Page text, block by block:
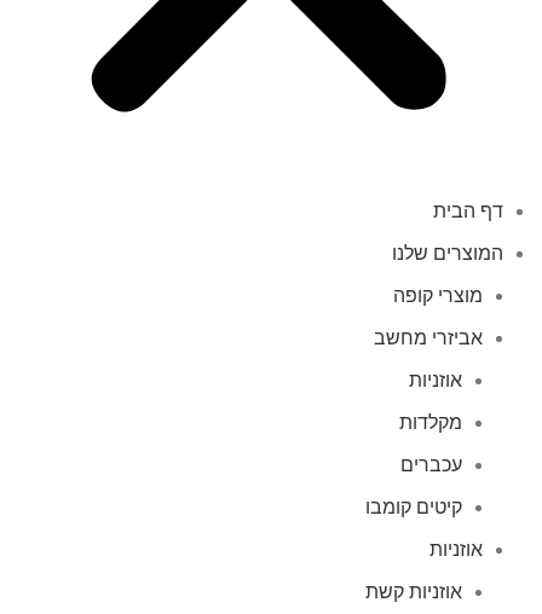
דף הבית
המוצרים שלנו
מוצרי קופה
אביזרי מחשב
אוזניות
מקלדות
עכברים
קיטים קומבו
אוזניות
אוזניות קשת